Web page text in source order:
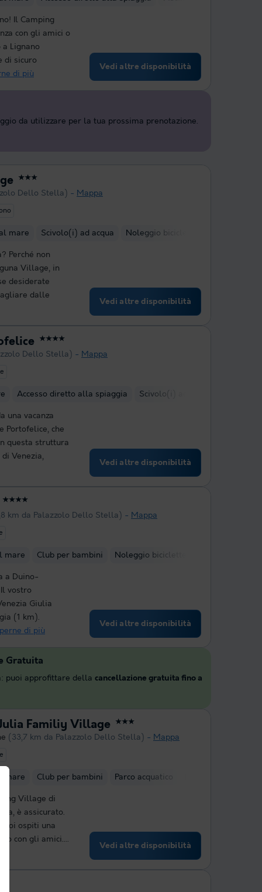
Il Camping
con gli amici o
Lignano
di sicuro
di più
Vedi altre disponibilità
★★★
Dello Stella) Mappa
mare Scivolo(i) ad acqua Noleggio biciclette
Perché non
Village, in
desiderate
dalle
Vedi altre disponibilità
★★★★
Dello Stella) Mappa
Accesso diretto alla spiaggia Scivolo(i) ad acqua
una vacanza
Portofelice, che
questa struttura
Venezia,
Vedi altre disponibilità
★★★★
km da Palazzolo Dello Stella) Mappa
mare Club per bambini Noleggio biciclette
a Duino-
vostro
Giulia
(1 km).
di più
Vedi altre disponibilità
Familiy Village ★★★
(33,7 km da Palazzolo Dello Stella) Mappa
mare Club per bambini Parco acquatico
Village di
è assicurato.
ospiti una
o con gli amici....
Vedi altre disponibilità
da utilizzare per la tua prossima prenotazione.
Gratuita
puoi approfittare della cancellazione gratuita fino a